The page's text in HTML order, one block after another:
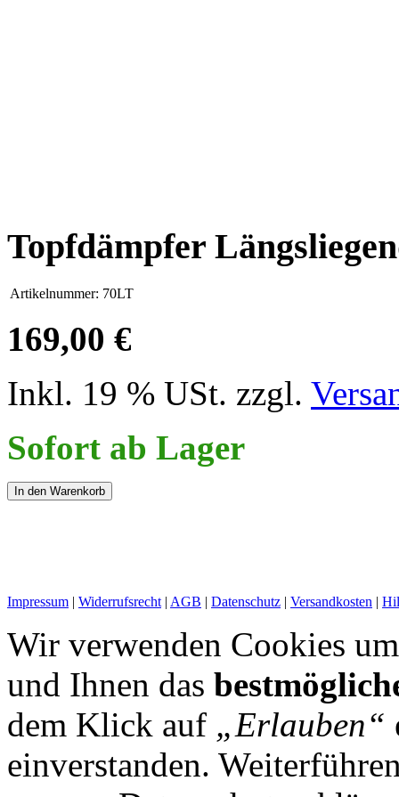
Topfdämpfer
Artikelnummer: 70LT
169,00 €
Inkl. 19 % USt. zzgl.
Sofort ab Lager
In den Warenkorb
Impressum | Widerrufsrecht | AGB | Datenschutz | Versandkosten |
Wir verwenden Cookies
und Ihnen das
dem Klick auf „Erlauben“
einverstanden.